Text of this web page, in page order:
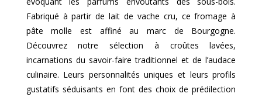
Fabriqué à partir de lait de vache cru, ce fromage à
pâte molle est affiné au marc de Bourgogne.
Découvrez notre sélection à croûtes lavées,
incarnations du savoir-faire traditionnel et de l’audace
culinaire. Leurs personnalités uniques et leurs profils
gustatifs séduisants en font des choix de prédilection